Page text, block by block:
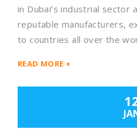
in Dubai’s industrial sector
reputable manufacturers,
to countries all over the
READ MORE +